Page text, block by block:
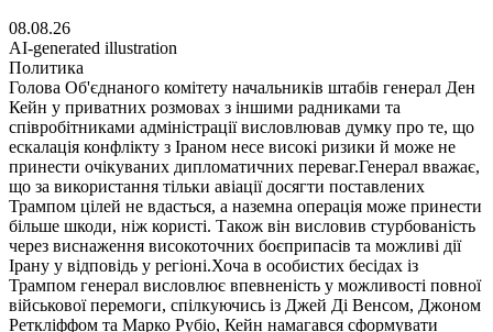
08.08.26
AI-generated illustration
Политика
Голова Об'єднаного комітету начальників штабів генерал Ден
Кейн у приватних розмовах з іншими радниками та
співробітниками адміністрації висловлював думку про те, що
ескалація конфлікту з Іраном несе високі ризики й може не
принести очікуваних дипломатичних переваг.Генерал вважає,
що за використання тільки авіації досягти поставлених
Трампом цілей не вдасться, а наземна операція може принести
більше шкоди, ніж користі. Також він висловив стурбованість
через виснаження високоточних боєприпасів та можливі дії
Ірану у відповідь у регіоні.Хоча в особистих бесідах із
Трампом генерал висловлює впевненість у можливості повної
військової перемоги, спілкуючись із Джей Ді Венсом, Джоном
Реткліффом та Марко Рубіо, Кейн намагався сформувати